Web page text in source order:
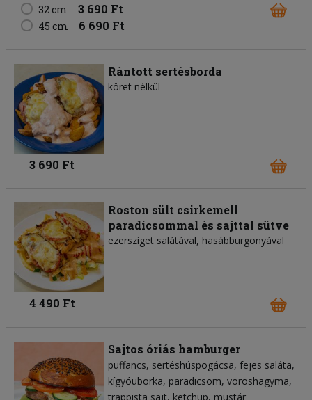
32 cm 3 690 Ft
45 cm 6 690 Ft
Rántott sertésborda
köret nélkül
3 690 Ft
Roston sült csirkemell
paradicsommal és sajttal sütve
ezersziget salátával, hasábburgonyával
4 490 Ft
Sajtos óriás hamburger
puffancs sertéshúspogácsa fejes saláta
kígyóuborka paradicsom vöröshagyma
trappista sajt ketchup mustár